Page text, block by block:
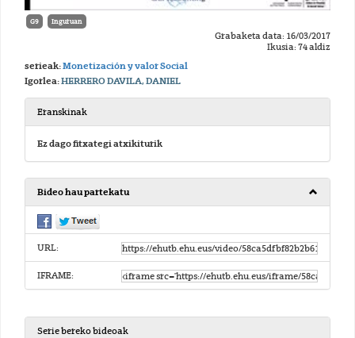
G9 Inguruan
Grabaketa data: 16/03/2017
Ikusia: 74 aldiz
serieak:Monetización y valor Social
Igorlea:HERRERO DAVILA, DANIEL
Eranskinak
Ez dago fitxategi atxikiturik
Bideo hau partekatu
URL:
IFRAME:
Serie bereko bideoak